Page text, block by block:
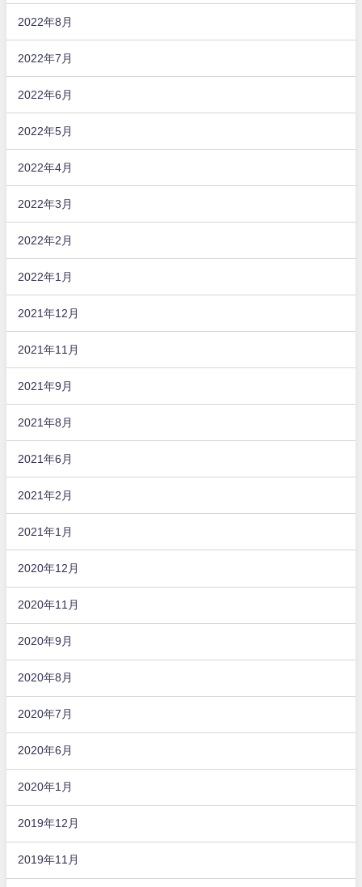
2022年8月
2022年7月
2022年6月
2022年5月
2022年4月
2022年3月
2022年2月
2022年1月
2021年12月
2021年11月
2021年9月
2021年8月
2021年6月
2021年2月
2021年1月
2020年12月
2020年11月
2020年9月
2020年8月
2020年7月
2020年6月
2020年1月
2019年12月
2019年11月